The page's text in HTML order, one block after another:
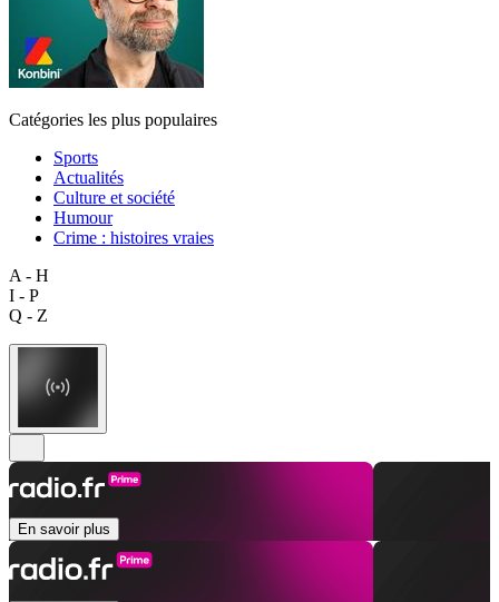
Catégories les plus populaires
Sports
Actualités
Culture et société
Humour
Crime : histoires vraies
A - H
I - P
Q - Z
En savoir plus